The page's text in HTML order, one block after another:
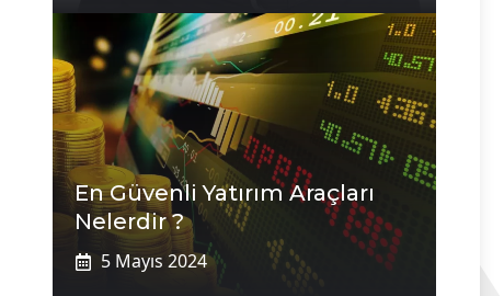
En Güvenli Yatırım Araçları
Nelerdir ?
5 Mayıs 2024